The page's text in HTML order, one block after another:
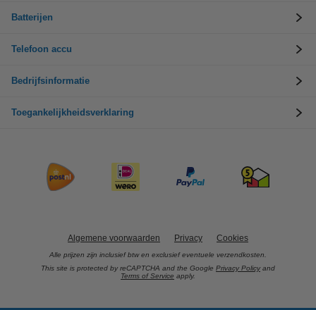
Batterijen
Telefoon accu
Bedrijfsinformatie
Toegankelijkheidsverklaring
Algemene voorwaarden Privacy Cookies
Alle prijzen zijn inclusief btw en exclusief eventuele verzendkosten.
This site is protected by reCAPTCHA and the Google Privacy Policy and
Terms of Service apply.